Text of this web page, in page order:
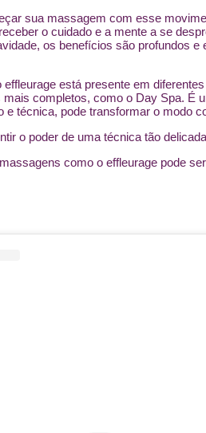
sua massagem com esse
o cuidado e a mente a se
os benefícios são profundos
está presente em
mais completos, como o Day Spa. É
e técnica, pode transformar o modo
o poder de uma técnica tão
como o effleurage pode